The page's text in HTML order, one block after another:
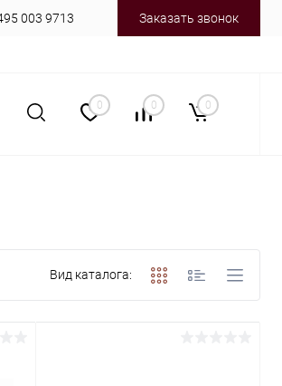
003 9713 Заказать звонок
0 0 0
Вид каталога: